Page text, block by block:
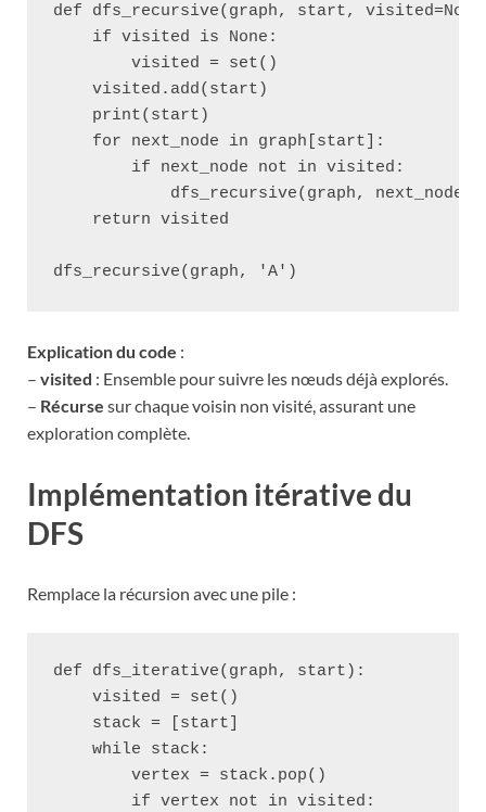
def dfs_recursive(graph, start,
    if visited is None:
        visited = set()
    visited.add(start)
    print(start)
    for next_node in graph[start]:
        if next_node not in visited:
dfs_recursive(graph, next_node,
    return visited
Explication du code :
– visited : Ensemble pour suivre les nœuds déjà explorés.
– Récurse sur chaque voisin non visité, assurant une
exploration complète.
Implémentation itérative du
DFS
Remplace la récursion avec une pile :
def dfs_iterative(graph, start):
    visited = set()
    stack = [start]
    while stack:
        vertex = stack.pop()
        if vertex not in visited: